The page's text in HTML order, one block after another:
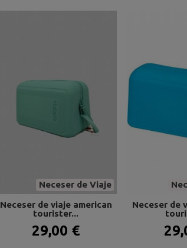
Neceser de Viaje
Neceser de viaje american
tourister...
29,00 €
Neceser de